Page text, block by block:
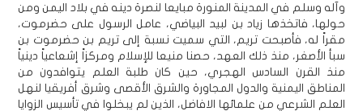
وآله وسلم في المدينة المنورة مبايعا لنصرة دينه في بلاد اليمن ومن
حولها، فاتخذها زياد بن لبيد البياضي، عامل الرسول على حضرموت،
مقراً له، فأصبحت تريم، التي سميت نسبة إلى تريم بن حضرموت بن
سبأ الأصغر، منذ ذلك العهد، حصنا منيعا للإسلام ومركزاً إشعاعياً دينياً
منذ القرن السادس الهجري، حين كان طلبة العلم يتوافدون من
المناطق اليمنية والدول المجاورة والشرق الأقصى وشرق أفريقيا لنهل
العلم الشرعي من علمائها الافاضل، الذين لم يبخلوا في تأسيس الزوايا